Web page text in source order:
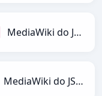
MediaWiki do JPEG
MediaWiki do JSONLines